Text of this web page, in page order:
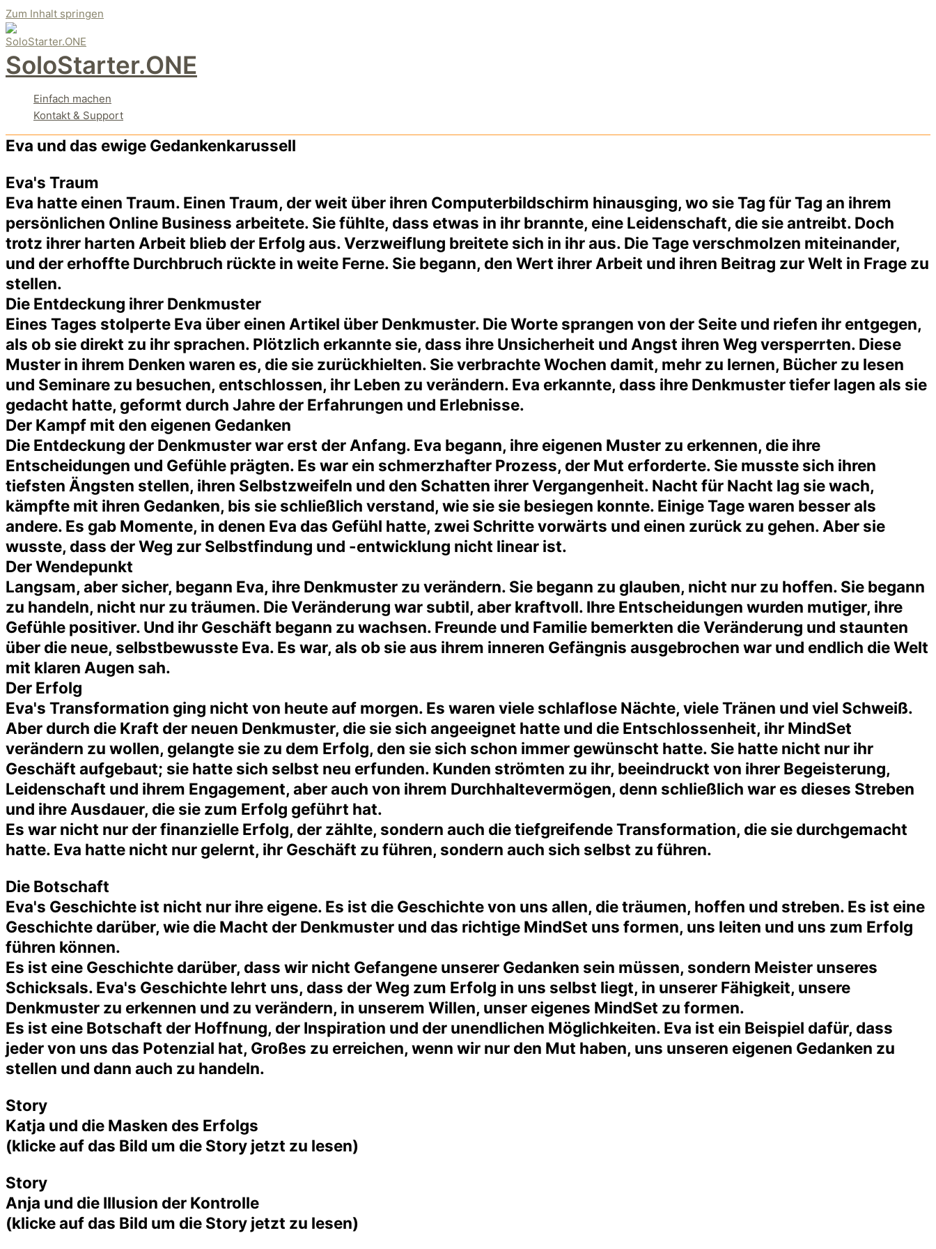
Zum Inhalt springen
SoloStarter.ONE
Einfach machen
Kontakt & Support
Eva und das ewige Gedankenkarussell
Eva's Traum
Eva hatte einen Traum. Einen Traum, der weit über ihren Computerbildschirm hinausging, wo sie Tag für Tag an ihrem
persönlichen Online Business arbeitete. Sie fühlte, dass etwas in ihr brannte, eine Leidenschaft, die sie antreibt. Doch
trotz ihrer harten Arbeit blieb der Erfolg aus. Verzweiflung breitete sich in ihr aus. Die Tage verschmolzen miteinander,
und der erhoffte Durchbruch rückte in weite Ferne. Sie begann, den Wert ihrer Arbeit und ihren Beitrag zur Welt in Frage zu
stellen.
Die Entdeckung ihrer Denkmuster
Eines Tages stolperte Eva über einen Artikel über Denkmuster. Die Worte sprangen von der Seite und riefen ihr entgegen,
als ob sie direkt zu ihr sprachen. Plötzlich erkannte sie, dass ihre Unsicherheit und Angst ihren Weg versperrten. Diese
Muster in ihrem Denken waren es, die sie zurückhielten. Sie verbrachte Wochen damit, mehr zu lernen, Bücher zu lesen
und Seminare zu besuchen, entschlossen, ihr Leben zu verändern. Eva erkannte, dass ihre Denkmuster tiefer lagen als sie
gedacht hatte, geformt durch Jahre der Erfahrungen und Erlebnisse.
Der Kampf mit den eigenen Gedanken
Die Entdeckung der Denkmuster war erst der Anfang. Eva begann, ihre eigenen Muster zu erkennen, die ihre
Entscheidungen und Gefühle prägten. Es war ein schmerzhafter Prozess, der Mut erforderte. Sie musste sich ihren
tiefsten Ängsten stellen, ihren Selbstzweifeln und den Schatten ihrer Vergangenheit. Nacht für Nacht lag sie wach,
kämpfte mit ihren Gedanken, bis sie schließlich verstand, wie sie sie besiegen konnte. Einige Tage waren besser als
andere. Es gab Momente, in denen Eva das Gefühl hatte, zwei Schritte vorwärts und einen zurück zu gehen. Aber sie
wusste, dass der Weg zur Selbstfindung und -entwicklung nicht linear ist.
Der Wendepunkt
Langsam, aber sicher, begann Eva, ihre Denkmuster zu verändern. Sie begann zu glauben, nicht nur zu hoffen. Sie begann
zu handeln, nicht nur zu träumen. Die Veränderung war subtil, aber kraftvoll. Ihre Entscheidungen wurden mutiger, ihre
Gefühle positiver. Und ihr Geschäft begann zu wachsen. Freunde und Familie bemerkten die Veränderung und staunten
über die neue, selbstbewusste Eva. Es war, als ob sie aus ihrem inneren Gefängnis ausgebrochen war und endlich die Welt
mit klaren Augen sah.
Der Erfolg
Eva's Transformation ging nicht von heute auf morgen. Es waren viele schlaflose Nächte, viele Tränen und viel Schweiß.
Aber durch die Kraft der neuen Denkmuster, die sie sich angeeignet hatte und die Entschlossenheit, ihr MindSet
verändern zu wollen, gelangte sie zu dem Erfolg, den sie sich schon immer gewünscht hatte. Sie hatte nicht nur ihr
Geschäft aufgebaut; sie hatte sich selbst neu erfunden. Kunden strömten zu ihr, beeindruckt von ihrer Begeisterung,
Leidenschaft und ihrem Engagement, aber auch von ihrem Durchhaltevermögen, denn schließlich war es dieses Streben
und ihre Ausdauer, die sie zum Erfolg geführt hat.
Es war nicht nur der finanzielle Erfolg, der zählte, sondern auch die tiefgreifende Transformation, die sie durchgemacht
hatte. Eva hatte nicht nur gelernt, ihr Geschäft zu führen, sondern auch sich selbst zu führen.
Die Botschaft
Eva's Geschichte ist nicht nur ihre eigene. Es ist die Geschichte von uns allen, die träumen, hoffen und streben. Es ist eine
Geschichte darüber, wie die Macht der Denkmuster und das richtige MindSet uns formen, uns leiten und uns zum Erfolg
führen können.
Es ist eine Geschichte darüber, dass wir nicht Gefangene unserer Gedanken sein müssen, sondern Meister unseres
Schicksals. Eva's Geschichte lehrt uns, dass der Weg zum Erfolg in uns selbst liegt, in unserer Fähigkeit, unsere
Denkmuster zu erkennen und zu verändern, in unserem Willen, unser eigenes MindSet zu formen.
Es ist eine Botschaft der Hoffnung, der Inspiration und der unendlichen Möglichkeiten. Eva ist ein Beispiel dafür, dass
jeder von uns das Potenzial hat, Großes zu erreichen, wenn wir nur den Mut haben, uns unseren eigenen Gedanken zu
stellen und dann auch zu handeln.
Story
Katja und die Masken des Erfolgs
(klicke auf das Bild um die Story jetzt zu lesen)
Story
Anja und die Illusion der Kontrolle
(klicke auf das Bild um die Story jetzt zu lesen)